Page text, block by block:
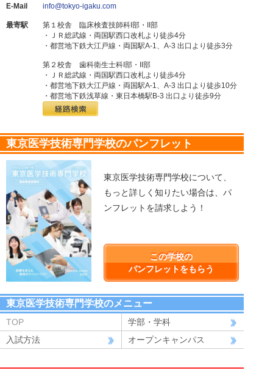
E-Mail info@tokyo-igaku.com
最寄駅
第１校舎 臨床検査技師科I部・II部
・ＪＲ総武線・両国駅西口改札より徒歩4分
・都営地下鉄大江戸線・両国駅A-1、A-3 出口より徒歩3分
第２校舎 歯科衛生士科I部・II部
・ＪＲ総武線・両国駅西口改札より徒歩4分
・都営地下鉄大江戸線・両国駅A-1、A-3 出口より徒歩10分
・都営地下鉄浅草線・東日本橋駅B-3 出口より徒歩9分
東京医学技術専門学校のパンフレット
東京医学技術専門学校について、
もっと詳しく知りたい場合は、パ
ンフレットを請求しよう！
この学校の
パンフレットをもらう
東京医学技術専門学校のメニュー
TOP
学部・学科
入試方法
オープンキャンパス